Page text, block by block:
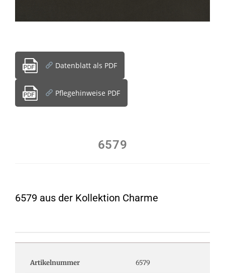
Datenblatt als PDF
Pflegehinweise PDF
6579
6579 aus der Kollektion Charme
Artikelnummer 6579